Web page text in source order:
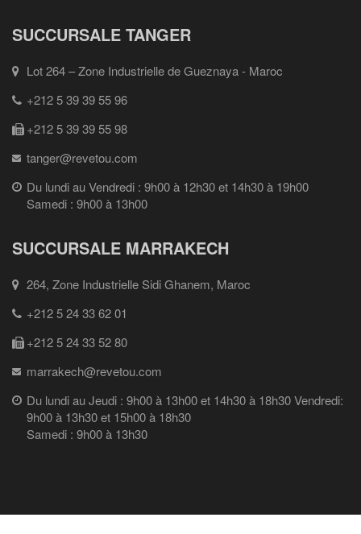
SUCCURSALE TANGER
Lot 264 – Zone Industrielle de Gueznaya - Maroc
+212 5 39 39 55 96
+212 5 39 39 55 98
tanger@revetou.com
Du lundi au Vendredi : 9h00 à 12h30 et 14h30 à 19h00
Samedi : 9h00 à 13h00
SUCCURSALE MARRAKECH
264, Zone Industrielle Sidi Ghanem, Maroc
+212 5 24 33 62 01
+212 5 24 33 52 80
marrakech@revetou.com
Du lundi au Jeudi : 9h00 à 13h00 et 14h30 à 18h30 Vendredi:
9h00 à 13h30 et 15h00 à 18h30
Samedi : 9h00 à 13h30